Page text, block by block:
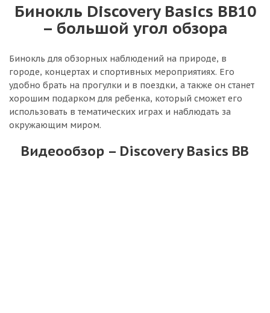
Бинокль Discovery Basics BB10
– большой угол обзора
Бинокль для обзорных наблюдений на природе, в
городе, концертах и спортивных мероприятиях. Его
удобно брать на прогулки и в поездки, а также он станет
хорошим подарком для ребенка, который сможет его
использовать в тематических играх и наблюдать за
окружающим миром.
Видеообзор – Discovery Basics BB